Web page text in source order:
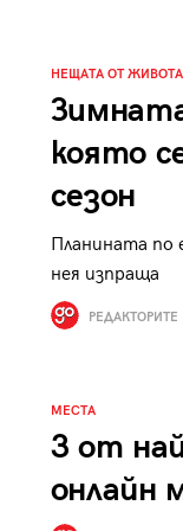
НЕЩАТА ОТ ЖИВОТА
която
сезон
Планината по
нея изпраща
РЕДАКТОРИТЕ
МЕСТА
3 от
онлайн